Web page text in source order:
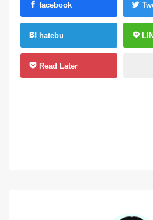
facebook
hatebu
Read Later